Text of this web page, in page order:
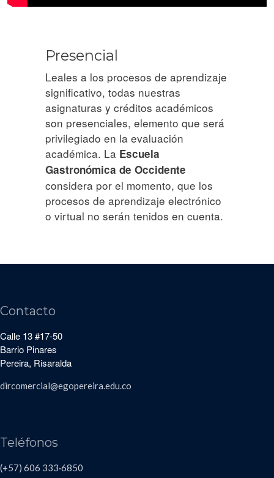
Presencial
Leales a los procesos de aprendizaje
significativo, todas nuestras
asignaturas y créditos académicos
son presenciales, elemento que será
privilegiado en la evaluación
académica. La Escuela
Gastronómica de Occidente
considera por el momento, que los
procesos de aprendizaje electrónico
o virtual no serán tenidos en cuenta.
Contacto
Calle 13 #17-50
Barrio Pinares
Pereira, Risaralda
dircomercial@egopereira.edu.co
Teléfonos
(+57) 606 333·6850